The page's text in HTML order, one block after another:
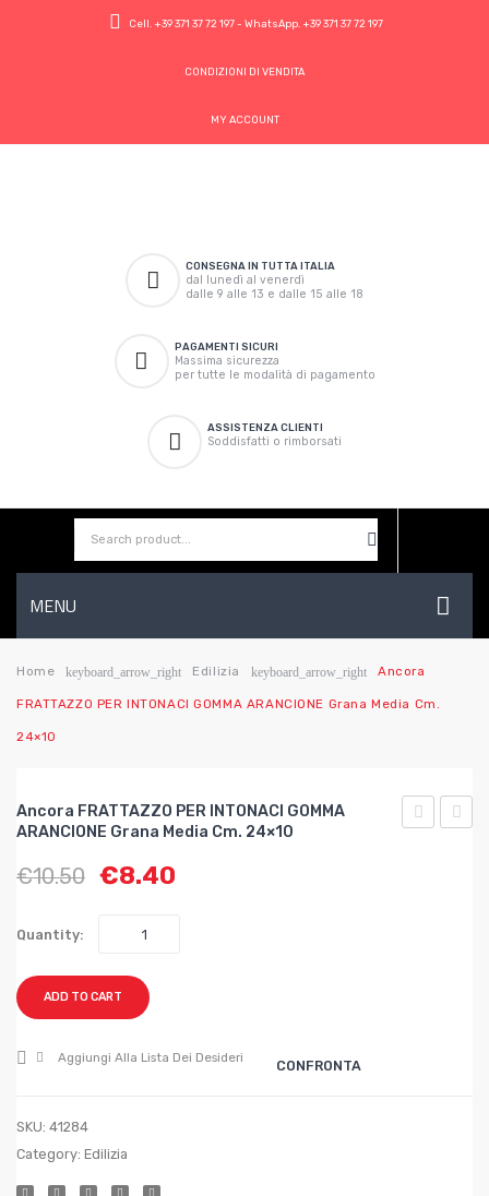
Cell. +39 371 37 72 197- WhatsApp. +39 371 37 72 197
CONDIZIONI DI VENDITA
MY ACCOUNT
CONSEGNA IN TUTTA ITALIA
dal lunedì al venerdì
dalle 9 alle 13 e dalle 15 alle 18
PAGAMENTI SICURI
Massima sicurezza
per tutte le modalità di pagamento
ASSISTENZA CLIENTI
Soddisfatti o rimborsati
MENU
HOME
AZIENDA
WISHLIST
Home keyboard_arrow_right Edilizia keyboard_arrow_right Ancora
FRATTAZZO PER INTONACI GOMMA ARANCIONE Grana Media Cm.
24×10
Ancora FRATTAZZO PER INTONACI GOMMA
ARANCIONE Grana Media Cm. 24×10
€10.50 €8.40
Quantity:
ADD TO CART
Aggiungi Alla Lista Dei Desideri CONFRONTA
SKU: 41284
Category: Edilizia